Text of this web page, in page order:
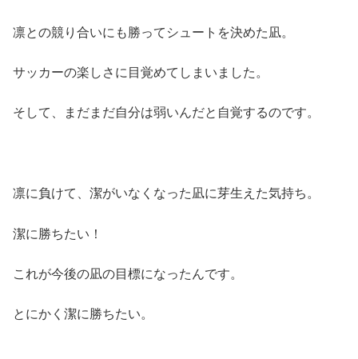
凛との競り合いにも勝ってシュートを決めた凪。
サッカーの楽しさに目覚めてしまいました。
そして、まだまだ自分は弱いんだと自覚するのです。
凛に負けて、潔がいなくなった凪に芽生えた気持ち。
潔に勝ちたい！
これが今後の凪の目標になったんです。
とにかく潔に勝ちたい。